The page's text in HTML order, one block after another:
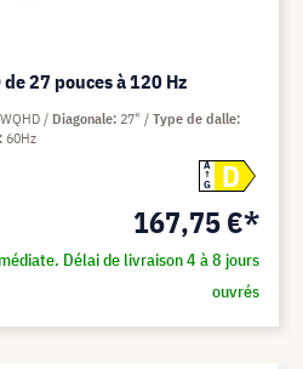
de 27 pouces à 120 Hz
A
G
D
167,75 €*
Délai de livraison 4 à 8 jours
ouvrés
Diagonale 27"
Type de dalle
60Hz